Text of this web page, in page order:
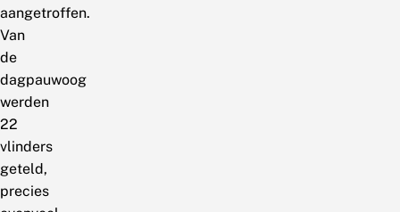
aangetroffen.
Van
de
dagpauwoog
werden
22
vlinders
geteld,
precies